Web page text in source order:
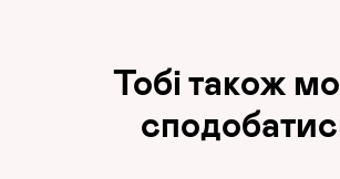
Тобі також